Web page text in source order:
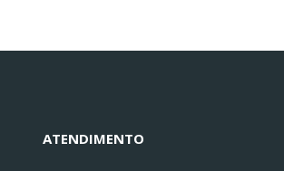
ATENDIMENTO